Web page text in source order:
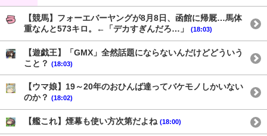
【競馬】フォーエバーヤングが8月8日、函館に帰厩…馬体
重なんと573キロ。←「デカすぎんだろ…」
(18:03)
【遊戯王】「GMX」全然話題にならないんだけどどういう
こと？ (18:03)
【ウマ娘】19～20年のおひんば達ってバケモノしかいない
のか？ (18:02)
【艦これ】煙幕も使い方次第だよね (18:00)